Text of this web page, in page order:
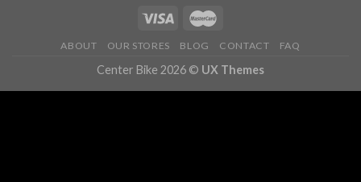
ABOUT OUR STORES BLOG CONTACT FAQ
Center Bike 2026 © UX Themes